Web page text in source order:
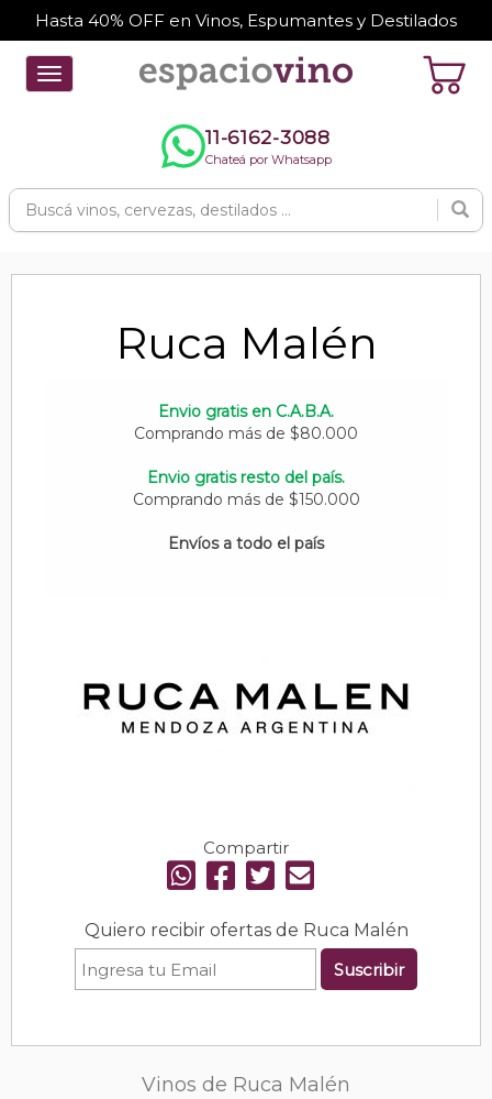
Hasta 40% OFF en Vinos, Espumantes y Destilados
Toggle
navigation
11-6162-3088
Chateá por Whatsapp
Ruca Malén
Envio gratis en C.A.B.A.
Comprando más de $80.000
Envio gratis resto del país.
Comprando más de $150.000
Envíos a todo el país
Compartir
Quiero recibir ofertas de Ruca Malén
Suscribir
Vinos de Ruca Malén